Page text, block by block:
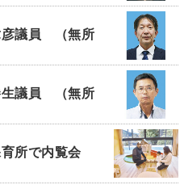
議員 （無所
議員 （無所
所で内覧会